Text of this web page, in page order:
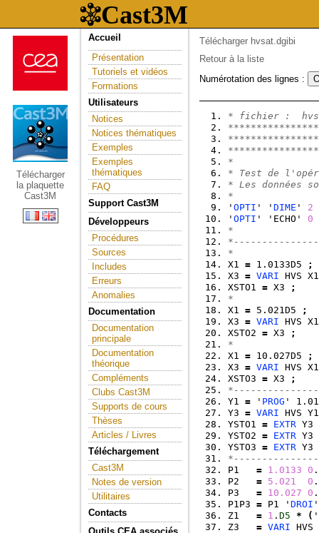
Télécharger
la plaquette
Cast3M
Accueil
Présentation
Tutoriels et vidéos
Formations
Utilisateurs
Notices
Notices thématiques
Exemples
Exemples
thématiques
FAQ
Support Cast3M
Développeurs
Procédures
Sources
Includes
Erreurs
Anomalies
Documentation
Documentation
principale
Documentation
théorique
Compléments
Clubs Cast3M
Supports de cours
Thèses
Articles / Livres
Téléchargement
Cast3M
Notes de version
Utilitaires
Contacts
Télécharger hvsat.dgibi
Retour à la liste
Numérotation des lignes :
* fichier :
*
* Test de
* Les données
*
' OPTI ' ' DIME ' 2
' OPTI ' 'ECHO' 0
*
*
X1 = 1.0133D5
;
X3 = VARI HVS
XSTO1 = X3
;
*
X1 = 5.021D5
;
X3 = VARI HVS
XSTO2 = X3
;
*
X1 = 10.027D5
;
X3 = VARI HVS
XSTO3 = X3
;
Y1 = ' PROG '
Y3 = VARI HVS
YSTO1 = EXTR Y3
YSTO2 = EXTR Y3
YSTO3 = EXTR Y3
P1 = 1.0133 0
P2 = 5.021 0
P3 = 10.027 0
P1P3 = P1 ' DROI
Z1 = 1 . D5 * ( '
Z3 = VARI